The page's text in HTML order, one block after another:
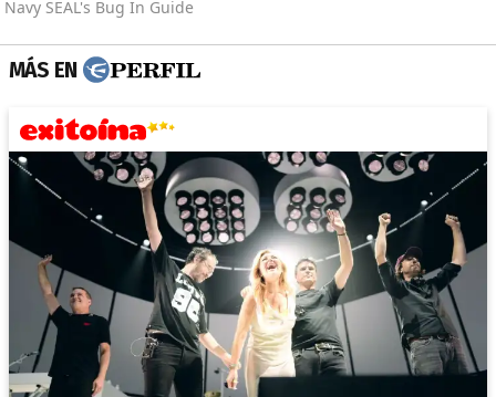
MÁS EN